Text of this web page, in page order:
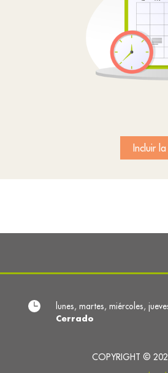
Incluir
lunes, martes, miércoles,
Cerrado
COPYRIGHT ©